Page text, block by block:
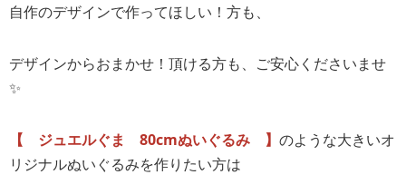
自作のデザインで作ってほしい！方も、
デザインからおまかせ！頂ける方も、ご安心くださいませ
✨
【 ジュエルぐま 80cmぬいぐるみ 】 のような大きいオ
リジナルぬいぐるみを作りたい方は